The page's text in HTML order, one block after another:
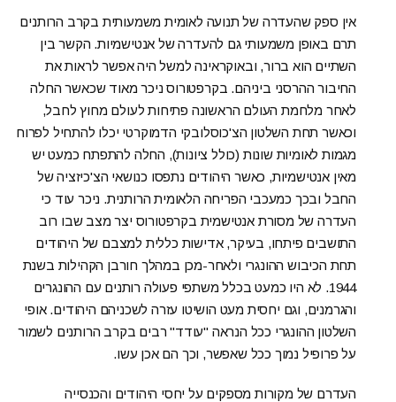
אין ספק שהעדרה של תנועה לאומית משמעותית בקרב הרותנים
תרם באופן משמעותי גם להעדרה של אנטישמיות. הקשר בין
השתיים הוא ברור, ובאוקראינה למשל היה אפשר לראות את
החיבור ההרסני ביניהם. בקרפטורוס ניכר מאוד שכאשר החלה
לאחר מלחמת העולם הראשונה פתיחות לעולם מחוץ לחבל,
וכאשר תחת השלטון הצ'כוסלובקי הדמוקרטי יכלו להתחיל לפרוח
מגמות לאומיות שונות (כולל ציונות), החלה להתפתח כמעט יש
מאין אנטישמיות, כאשר היהודים נתפסו כנושאי הצ'כיזציה של
החבל ובכך כמעכבי הפריחה הלאומית הרותנית. ניכר עוד כי
העדרה של מסורת אנטישמית בקרפטורוס יצר מצב שבו רוב
התושבים פיתחו, בעיקר, אדישות כללית למצבם של היהודים
תחת הכיבוש ההונגרי ולאחר-מכן במהלך חורבן הקהילות בשנת
1944. לא היו כמעט בכלל משתפי פעולה רותנים עם ההונגרים
והגרמנים, וגם יחסית מעט הושיטו עזרה לשכניהם היהודים. אופי
השלטון ההונגרי ככל הנראה "עודד" רבים בקרב הרותנים לשמור
על פרופיל נמוך ככל שאפשר, וכך הם אכן עשו.
העדרם של מקורות מספקים על יחסי היהודים והכנסייה